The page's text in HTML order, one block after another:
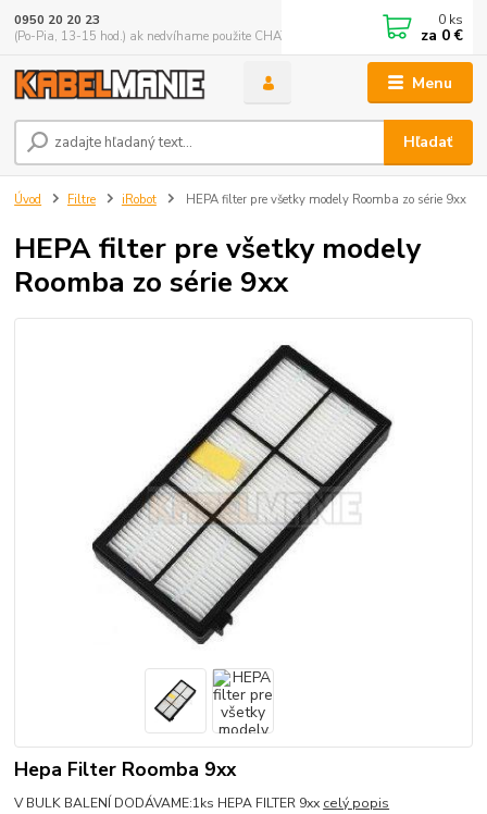
Menu
Hľadať
0950 20 20 23
(Po-Pia, 13-15 hod.) ak nedvíhame použite CHATBOX
0 ks
za 0 €
Úvod Filtre iRobot HEPA filter pre všetky modely Roomba zo série 9xx
HEPA filter pre všetky modely
Roomba zo série 9xx
Hepa Filter Roomba 9xx
V BULK BALENÍ DODÁVAME:1ks HEPA FILTER 9xx celý popis